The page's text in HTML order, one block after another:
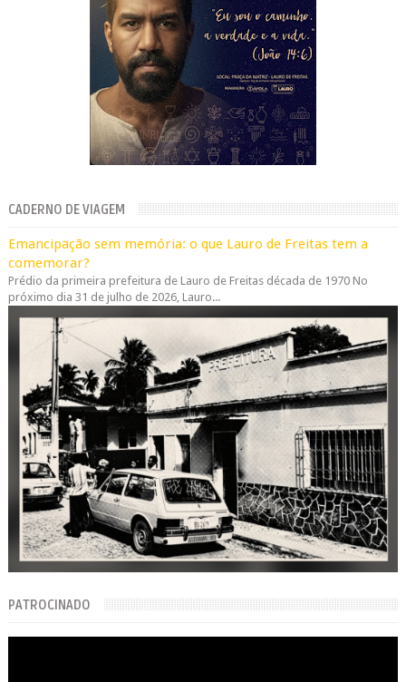
CADERNO DE VIAGEM
Emancipação sem memória: o que Lauro de Freitas tem a
comemorar?
Prédio da primeira prefeitura de Lauro de Freitas década de 1970 No
próximo dia 31 de julho de 2026, Lauro...
PATROCINADO